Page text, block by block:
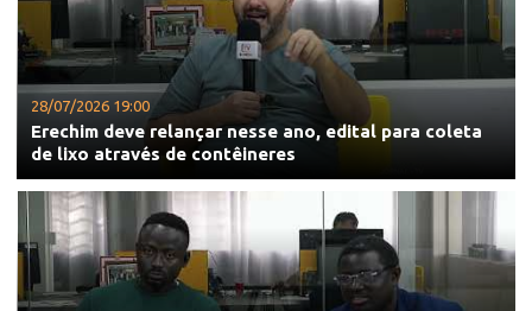
28/07/2026 19:00
Erechim deve relançar nesse ano, edital para coleta
de lixo através de contêineres